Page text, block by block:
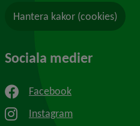
Hantera kakor (cookies)
Sociala medier
Facebook
Instagram